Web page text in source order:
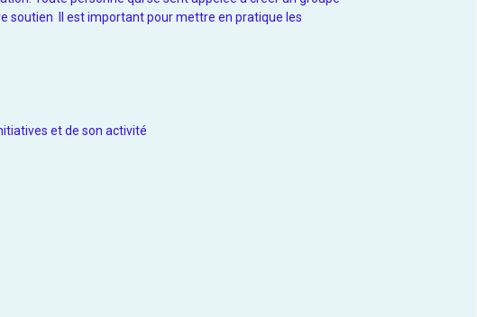
soutien Il est important pour mettre en pratique les
et de son activité